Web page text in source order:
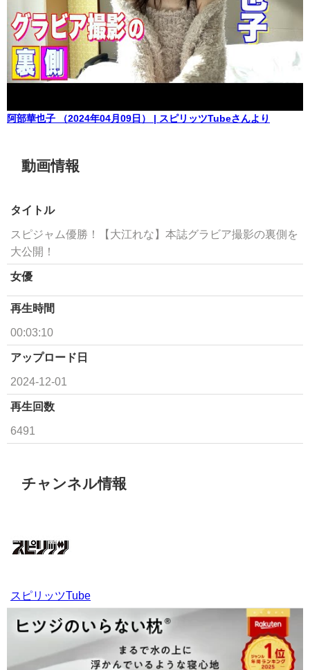
阿部華也子 （2024年04月09日） | スピリッツTubeさんより
動画情報
タイトル
スピジャム優勝！【大江れな】本誌グラビア撮影の裏側を
大公開！
女優
再生時間
00:03:10
アップロード日
2024-12-01
再生回数
6491
チャンネル情報
スピリッツTube